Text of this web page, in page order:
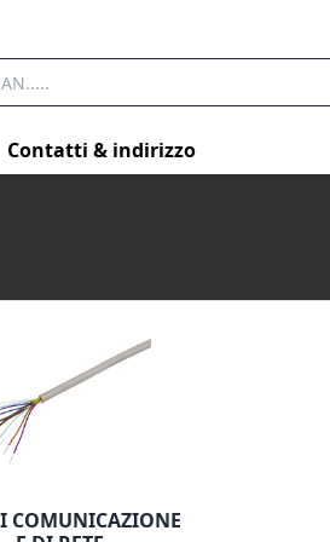
Contatti & indirizzo
COMUNICAZIONE